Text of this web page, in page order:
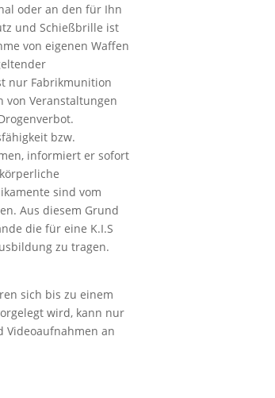
oder an den für Ihn
und Schießbrille ist
von eigenen Waffen
nur Fabrikmunition
von Veranstaltungen
bzw.
informiert er sofort
sind vom
Aus diesem Grund
die für eine K.I.S
zu tragen.
sich bis zu einem
wird, kann nur
Videoaufnahmen an